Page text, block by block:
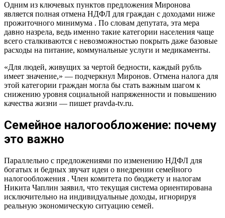
Одним из ключевых пунктов предложения Миронова
является полная отмена НДФЛ для граждан с доходами ниже
прожиточного минимума . По словам депутата, эта мера
давно назрела, ведь именно такие категории населения чаще
всего сталкиваются с невозможностью покрыть даже базовые
расходы на питание, коммунальные услуги и медикаменты.
«Для людей, живущих за чертой бедности, каждый рубль
имеет значение,» — подчеркнул Миронов. Отмена налога для
этой категории граждан могла бы стать важным шагом к
снижению уровня социальной напряженности и повышению
качества жизни — пишет pravda-tv.ru.
Семейное налогообложение: почему
это важно
Параллельно с предложениями по изменению НДФЛ для
богатых и бедных звучат идеи о внедрении семейного
налогообложения . Член комитета по бюджету и налогам
Никита Чаплин заявил, что текущая система ориентирована
исключительно на индивидуальные доходы, игнорируя
реальную экономическую ситуацию семей.